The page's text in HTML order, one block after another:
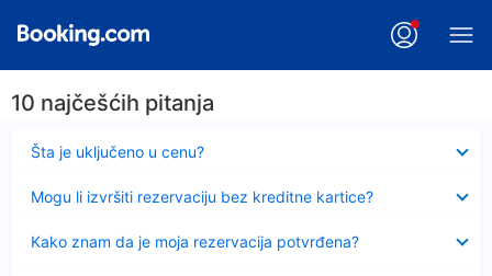
10 najčešćih pitanja
Šta je uključeno u cenu?
Sažeto
Mogu li izvršiti rezervaciju bez kreditne kartice?
Kako znam da je moja rezervacija potvrđena?